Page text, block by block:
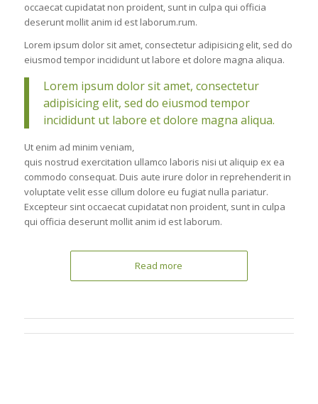
occaecat cupidatat non proident, sunt in culpa qui officia
deserunt mollit anim id est laborum.rum.
Lorem ipsum dolor sit amet, consectetur adipisicing elit, sed do
eiusmod tempor incididunt ut labore et dolore magna aliqua.
Lorem ipsum dolor sit amet, consectetur
adipisicing elit, sed do eiusmod tempor
incididunt ut labore et dolore magna aliqua.
Ut enim ad minim veniam,
quis nostrud exercitation ullamco laboris nisi ut aliquip ex ea
commodo consequat. Duis aute irure dolor in reprehenderit in
voluptate velit esse cillum dolore eu fugiat nulla pariatur.
Excepteur sint occaecat cupidatat non proident, sunt in culpa
qui officia deserunt mollit anim id est laborum.
Read more